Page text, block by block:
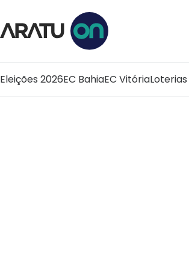
Eleições 2026EC BahiaEC VitóriaLoterias